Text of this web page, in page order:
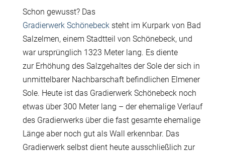
Schon gewusst? Das
Gradierwerk Schönebecksteht im Kurpark von Bad
Salzelmen, einem Stadtteil von Schönebeck, und
war ursprünglich 1323 Meter lang. Es diente
zur Erhöhung des Salzgehaltes der Sole der sich in
unmittelbarer Nachbarschaft befindlichen Elmener
Sole. Heute ist das Gradierwerk Schönebeck noch
etwas über 300 Meter lang – der ehemalige Verlauf
des Gradierwerks über die fast gesamte ehemalige
Länge aber noch gut als Wall erkennbar. Das
Gradierwerk selbst dient heute ausschließlich zur